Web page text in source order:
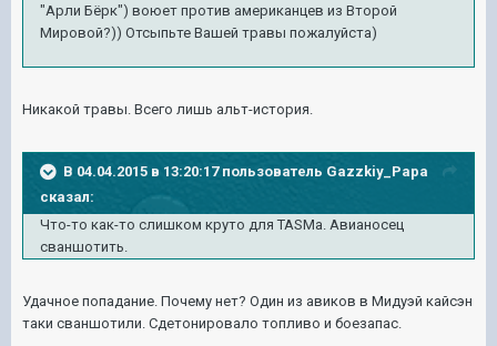
"Арли Бёрк") воюет против американцев из Второй
Мировой?)) Отсыпьте Вашей травы пожалуйста)
Никакой травы. Всего лишь альт-история.
В 04.04.2015 в 13:20:17 пользователь Gazzkiy_Papa
сказал:
Что-то как-то слишком круто для TASMа. Авианосец
сваншотить.
Удачное попадание. Почему нет? Один из авиков в Мидуэй кайсэн
таки сваншотили. Сдетонировало топливо и боезапас.